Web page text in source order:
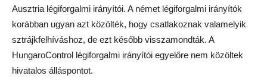
Ausztria légiforgalmi irányítói. A német légiforgalmi irányítók
korábban ugyan azt közölték, hogy csatlakoznak valamelyik
sztrájkfelhíváshoz, de ezt később visszamondták. A
HungaroControl légiforgalmi irányítói egyelőre nem közöltek
hivatalos álláspontot.